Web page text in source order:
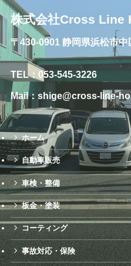
株式会社Cross Line
〒430-0901 静岡県浜松市
TEL：053-545-3226
Mail：shige@cross-line-
ホーム
自動車販売
車検・整備
板金・塗装
コーティング
事故対応・保険